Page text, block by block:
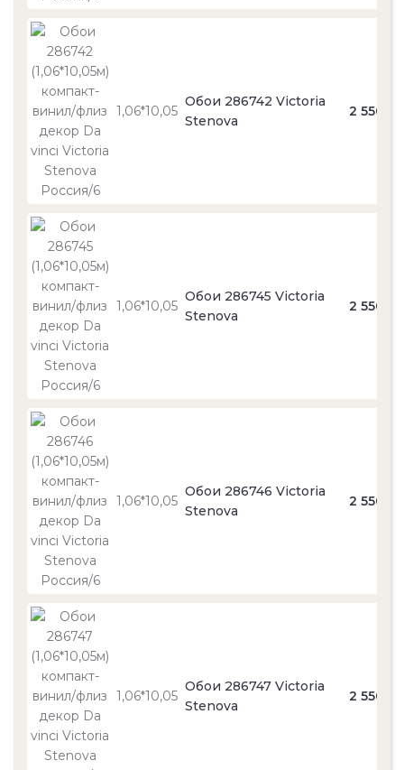
1,06*10,05
Обои 286742 Victoria
Stenova
2 550
1,06*10,05
Обои 286745 Victoria
Stenova
2 550
1,06*10,05
Обои 286746 Victoria
Stenova
2 550
1,06*10,05
Обои 286747 Victoria
Stenova
2 550